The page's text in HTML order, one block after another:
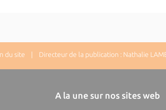
du site | Directeur de la publication : Nathalie
A la une sur nos sites web